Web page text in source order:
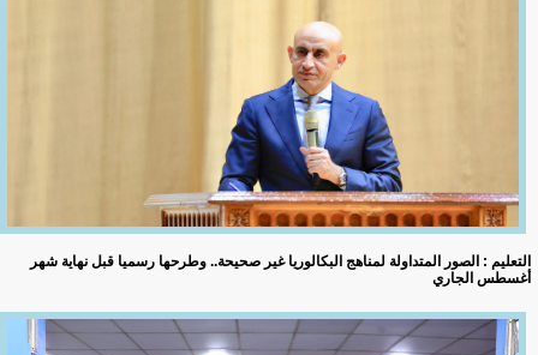
التعليم : الصور المتداولة لمناهج البكالوريا غير صحيحة.. وطرحها رسميا قبل نهاية شهر
أغسطس الجاري